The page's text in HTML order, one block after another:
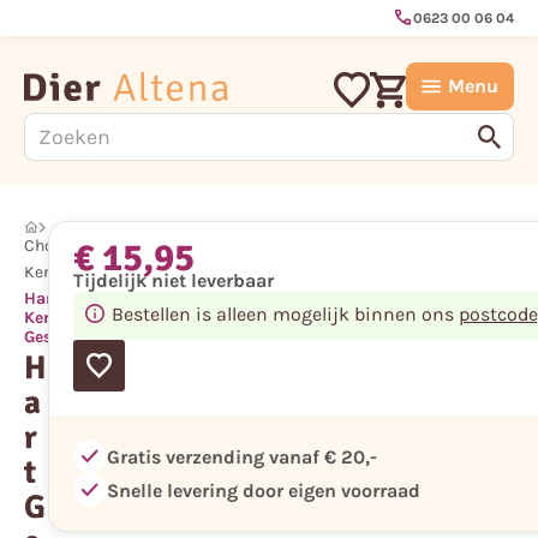
call0623 00 06 04
Menu
Chocolade
Kerst
Hart Gevuld met
Kerstchocolade in
Geschenkverpakking
H
a
r
t
G
€ 15,95
Tijdelijk niet leverbaar
Bestellen is alleen mogelijk binnen ons
check Gratis verzending vanaf € 20,-
check Snelle levering door eigen voorraad